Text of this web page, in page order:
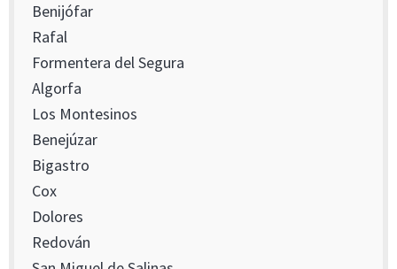
Benijófar
Rafal
Formentera del Segura
Algorfa
Los Montesinos
Benejúzar
Bigastro
Cox
Dolores
Redován